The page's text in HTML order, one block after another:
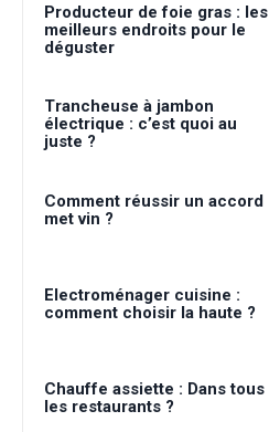
Producteur de foie gras : les
meilleurs endroits pour le
déguster
Trancheuse à jambon
électrique : c’est quoi au
juste ?
Comment réussir un accord
met vin ?
Electroménager cuisine :
comment choisir la haute ?
Chauffe assiette : Dans tous
les restaurants ?